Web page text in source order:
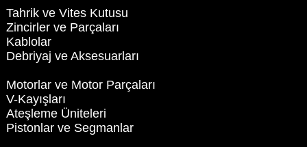
Tahrik ve Vites Kutusu
Zincirler ve Parçaları
Kablolar
Debriyaj ve Aksesuarları
Motorlar ve Motor Parçaları
V-Kayışları
Ateşleme Üniteleri
Pistonlar ve Segmanlar